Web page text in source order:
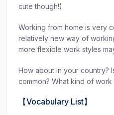
cute though!)
Working from home is very
relatively new way of
more flexible work styles
How about in your country?
common? What kind of
【Vocabulary List】